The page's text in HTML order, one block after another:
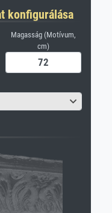
konfigurálása
Magasság (Motívum,
cm)